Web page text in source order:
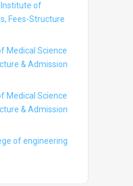
of
Fees-Structure
Medical Science
& Admission
Medical Science
& Admission
of engineering